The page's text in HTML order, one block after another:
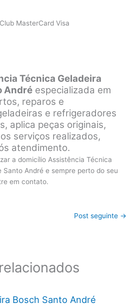
MasterCard Visa
Técnica Geladeira
André especializada em
reparos e
e refrigeradores
aplica peças originais,
serviços realizados,
atendimento.
a domicílio Assistência Técnica
Santo André e sempre perto do seu
em contato.
Post seguinte →
Bosch Santo André